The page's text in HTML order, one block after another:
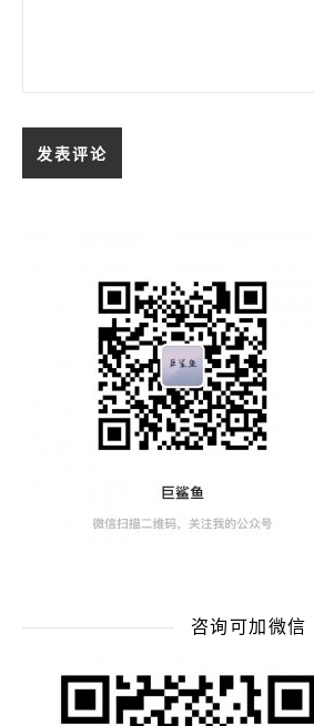
咨询可加微信